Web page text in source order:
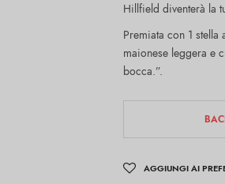
Hillfield diventerà la
Premiata con 1
maionese leggera e
bocca.”.
AGGIUNGI AI